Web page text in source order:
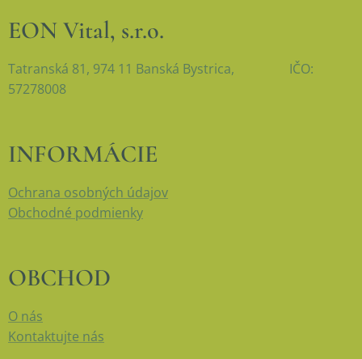
EON Vital, s.r.o.
Tatranská 81, 974 11 Banská Bystrica, IČO:
57278008
INFORMÁCIE
Ochrana osobných údajov
Obchodné podmienky
OBCHOD
O nás
Kontaktujte nás